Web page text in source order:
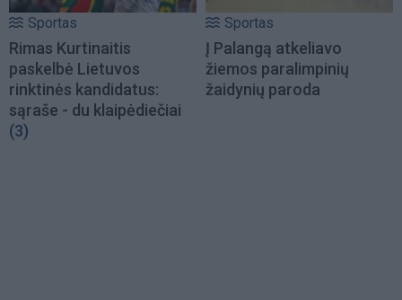
Sportas
Rimas Kurtinaitis
paskelbė Lietuvos
rinktinės kandidatus:
sąraše - du klaipėdiečiai
(3)
Sportas
Į Palangą atkeliavo
žiemos paralimpinių
žaidynių paroda